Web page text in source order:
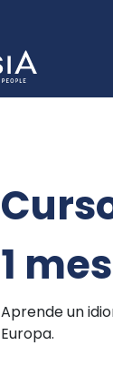
1 mes
Aprende un
Europa.